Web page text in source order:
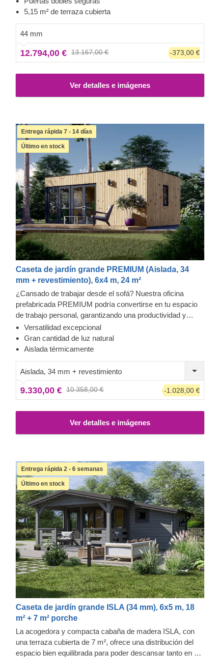
caseta de jardín. ¡Es hora de disfrutar de unas vacaciones
5,15 m² de terraza cubierta
44 mm
12.794,00 € 13.167,00 € -373,00 €
Ver detalles e imágenes
Entrega rápida 7 - 14 días
Último en stock
Caseta de jardín grande PREMIUM (Aislada, 34
mm + revestimiento), 6x4 m, 24 m²
¿Cansado de trabajar desde el sofá? Nuestra oficina
prefabricada PREMIUM podría convertirse en tu espacio
de trabajo personal, garantizando una productividad y
comodidad sustancialmente mayor. Disponibles en
diferentes tamaños, nuestros modelos de la gama
PREMIUM presentan un elegante aspecto
y numerosas ventanas y puertas de gran tamaño, que
dejan entrar toda la magnífica luz del sol.
Versatilidad excepcional
Gran cantidad de luz natural
Aislada térmicamente
Aislada, 34 mm + revestimiento
9.330,00 € 10.358,00 € -1.028,00 €
Ver detalles e imágenes
Entrega rápida 2 - 6 semanas
Último en stock
Caseta de jardín grande ISLA (34 mm), 6x5 m, 18
m² + 7 m² porche
La acogedora y compacta cabaña de madera ISLA, con
una terraza cubierta de 7 m², ofrece una distribución del
espacio bien equilibrada para poder descansar tanto en el